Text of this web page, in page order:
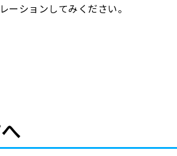
ーションしてみください。